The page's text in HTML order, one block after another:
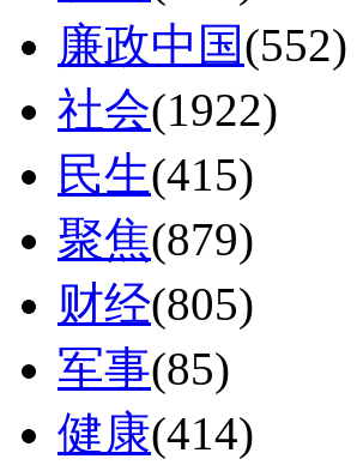
廉政中国(552)
社会(1922)
民生(415)
聚焦(879)
财经(805)
军事(85)
健康(414)